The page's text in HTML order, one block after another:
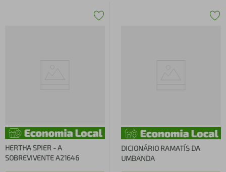
HERTHA SPIER - A
SOBREVIVENTE A21646
DICIONÁRIO RAMATÍS DA
UMBANDA